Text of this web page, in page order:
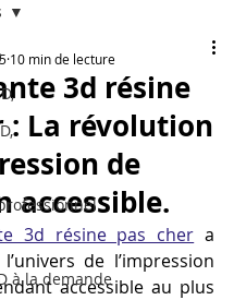
à la demande
3d résine
: La révolution
de
accessible.
10 min de lecture
3d résine pas cher a
de l’impression
accessible au plus